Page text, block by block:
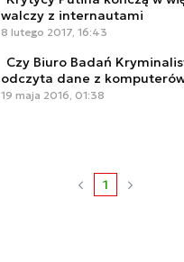
walczy z internautami
8 lutego 2017, 16:43
Czy Biuro Badań
odczyta dane z
19 maja 2016, 01:38
1